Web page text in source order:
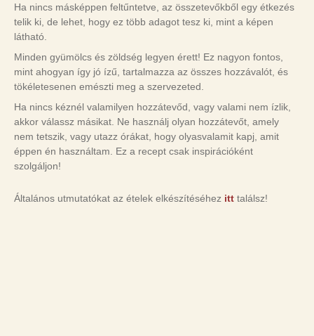
Ha nincs másképpen feltűntetve, az összetevőkből egy étkezés
telik ki, de lehet, hogy ez több adagot tesz ki, mint a képen
látható.
Minden gyümölcs és zöldség legyen érett! Ez nagyon fontos,
mint ahogyan így jó ízű, tartalmazza az összes hozzávalót, és
tökéletesenen emészti meg a szervezeted.
Ha nincs kéznél valamilyen hozzátevőd, vagy valami nem ízlik,
akkor válassz másikat. Ne használj olyan hozzátevőt, amely
nem tetszik, vagy utazz órákat, hogy olyasvalamit kapj, amit
éppen én használtam. Ez a recept csak inspirációként
szolgáljon!
Általános utmutatókat az ételek elkészítéséhez itt találsz!